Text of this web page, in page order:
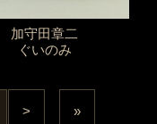
加守田章二
ぐいのみ
> »